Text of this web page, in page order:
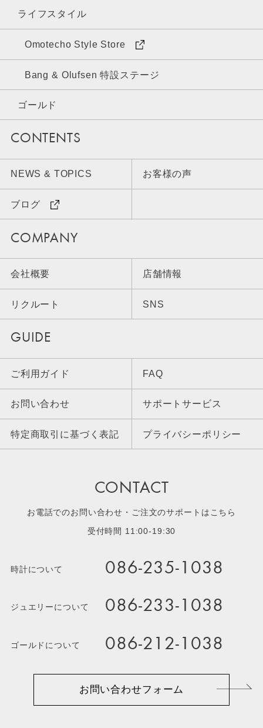
ライフスタイル
Omotecho Style Store
Bang & Olufsen 特設ステージ
ゴールド
CONTENTS
NEWS & TOPICS お客様の声
ブログ
COMPANY
会社概要 店舗情報
リクルート SNS
GUIDE
ご利用ガイド FAQ
お問い合わせ サポートサービス
特定商取引に基づく表記 プライバシーポリシー
CONTACT
お電話でのお問い合わせ・ご注文のサポートはこちら
受付時間 11:00-19:30
時計について 086-235-1038
ジュエリーについて 086-233-1038
ゴールドについて 086-212-1038
お問い合わせフォーム